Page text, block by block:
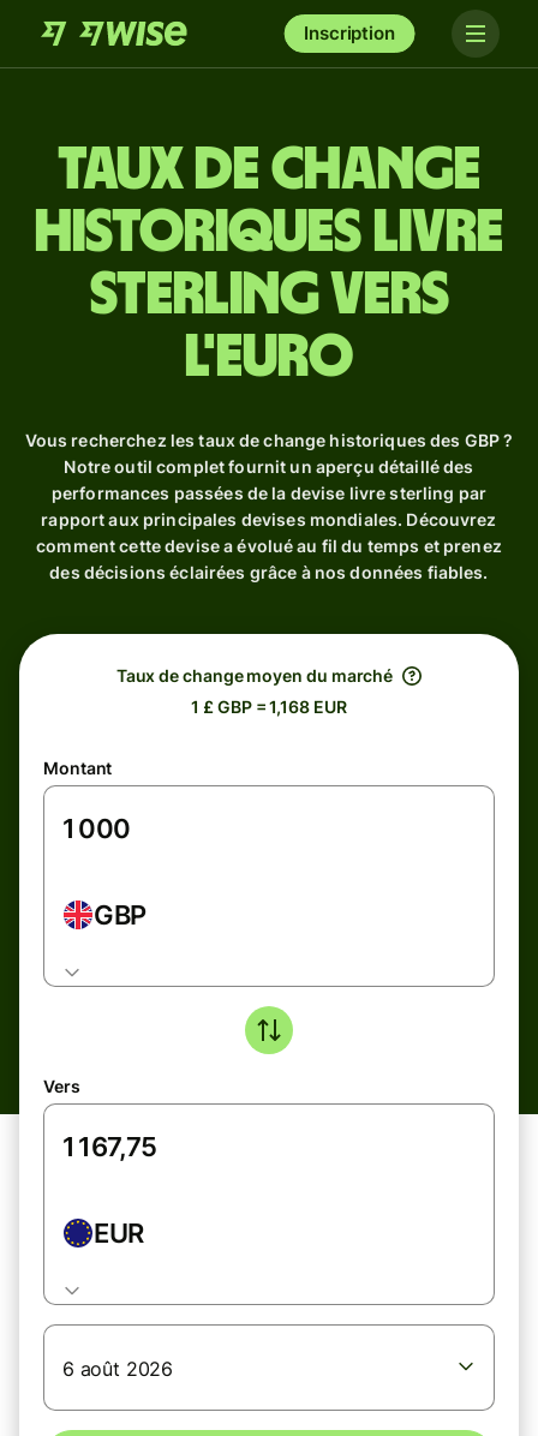
Inscription
Taux de change
historiques livre
sterling vers
l'euro
Vous recherchez les taux de change historiques des GBP ?
Notre outil complet fournit un aperçu détaillé des
performances passées de la devise livre sterling par
rapport aux principales devises mondiales. Découvrez
comment cette devise a évolué au fil du temps et prenez
des décisions éclairées grâce à nos données fiables.
Taux de change moyen du marché
1 £ GBP = 1,168 EUR
Montant
GBP
Vers
EUR
6 août 2026